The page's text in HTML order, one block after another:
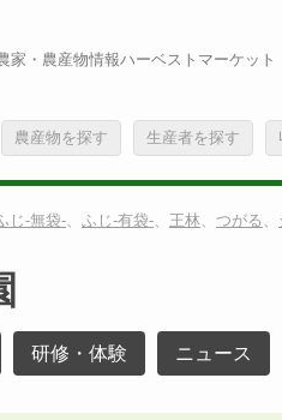
家・農産物情報ハーベストマーケット
農産物を探す 生産者を探す
じ-無袋-、 ふじ-有袋-、 王林、 つがる、
研修・体験 ニュース